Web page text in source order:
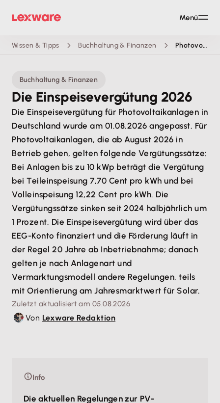
Wissen & Tipps Buchhaltung & Finanzen Photovoltaik Einspeisevergütung
Buchhaltung & Finanzen
Die Einspeisevergütung 2026
Die Einspeisevergütung für Photovoltaikanlagen in
Deutschland wurde am 01.08.2026 angepasst. Für
Photovoltaikanlagen, die ab August 2026 in
Betrieb gehen, gelten folgende Vergütungssätze:
Bei Anlagen bis zu 10 kWp beträgt die Vergütung
bei Teileinspeisung 7,70 Cent pro kWh und bei
Volleinspeisung 12,22 Cent pro kWh. Die
Vergütungssätze sinken seit 2024 halbjährlich um
1 Prozent. Die Einspeisevergütung wird über das
EEG-Konto finanziert und die Förderung läuft in
der Regel 20 Jahre ab Inbetriebnahme; danach
gelten je nach Anlagenart und
Vermarktungsmodell andere Regelungen, teils
mit Orientierung am Jahresmarktwert für Solar.
Zuletzt aktualisiert am 05.08.2026
Von Lexware Redaktion
Info
Die aktuellen Regelungen zur PV-
Menü